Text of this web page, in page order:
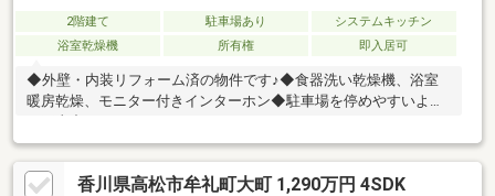
2階建て 駐車場あり
システムキッチン
浴室乾燥機
所有権 即入居可
◆外壁・内装リフォーム済の物件です♪◆食器洗い乾燥機、浴室
暖房乾燥、モニター付きインターホン◆駐車場を停めやすいよう
香川県高松市牟礼町大町 1,290万円 4SDK